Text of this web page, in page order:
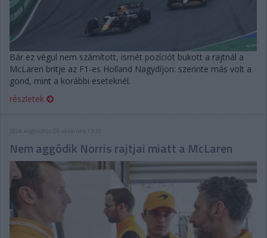
Bár ez végül nem számított, ismét pozíciót bukott a rajtnál a
McLaren britje az F1-es Holland Nagydíjon: szerinte más volt a
gond, mint a korábbi eseteknél.
részletek
2024. augusztus 25. vasárnap, 13:33
Nem aggódik Norris rajtjai miatt a McLaren